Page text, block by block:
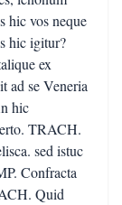
hic vos neque
hic igitur?
ex
ad se Veneria
hic
TRACH.
sed istuc
Confracta
Quid